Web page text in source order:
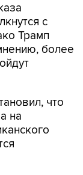
с
Трамп
более
что
на